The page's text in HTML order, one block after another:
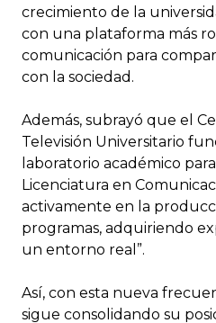
crecimiento de la
con una plataforma más
comunicación para
con la sociedad.
Además, subrayó que el
Televisión Universitario
laboratorio académico
Licenciatura en
activamente en la
programas, adquiriendo
un entorno real”.
Así, con esta nueva
sigue consolidando su